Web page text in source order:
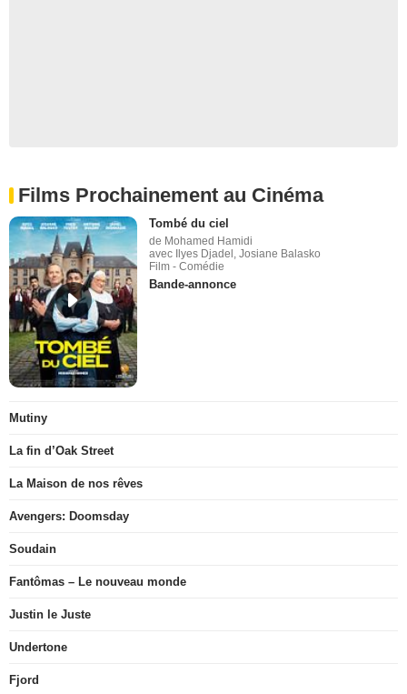
Films Prochainement au Cinéma
Tombé du ciel
de Mohamed Hamidi
avec Ilyes Djadel, Josiane Balasko
Film - Comédie
Bande-annonce
Mutiny
La fin d’Oak Street
La Maison de nos rêves
Avengers: Doomsday
Soudain
Fantômas – Le nouveau monde
Justin le Juste
Undertone
Fjord